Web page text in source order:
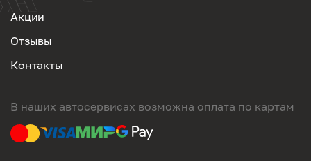
Акции
Отзывы
Контакты
В наших автосервисах возможна оплата по картам